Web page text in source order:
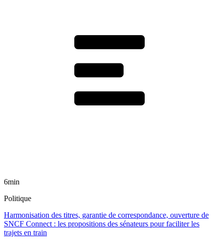
6min
Politique
Harmonisation des titres, garantie de correspondance, ouverture de
SNCF Connect : les propositions des sénateurs pour faciliter les
trajets en train